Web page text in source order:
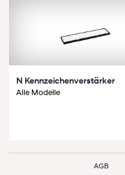
N Kennzeichenverstärker
Alle Modelle
AGB